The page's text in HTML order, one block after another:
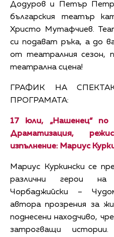
Додуров и Петър
българския театър
Христо Мутафчиев.
си подават ръка, а до
от театралния сезон,
театрална сцена!
ГРАФИК НА
ПРОГРАМАТА:
17 юли, „Нашенец“
Драматизация,
изпълнение: Мариус
Мариус Куркински се
различни герои на
Чорбаджийски –
автора прозрения за
поднесени находчиво,
затрогващи